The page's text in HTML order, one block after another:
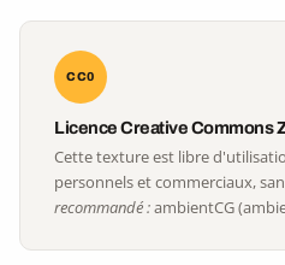
CC0
Licence Creative Commons
Cette texture est libre
personnels et commerciaux,
recommandé :ambientCG